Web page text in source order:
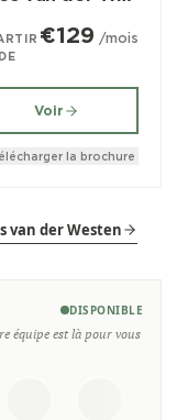
DE
€129 /mois
Voir
la brochure
van der Westen
DISPONIBLE
équipe est là pour vous